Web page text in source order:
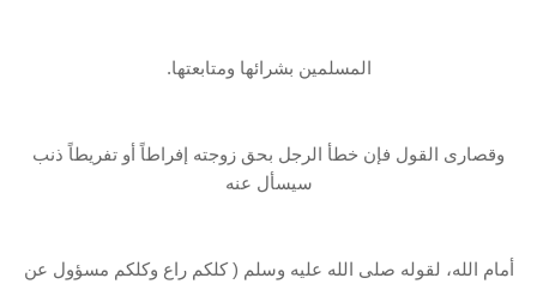
المسلمين بشرائها ومتابعتها.
وقصارى القول فإن خطأ الرجل بحق زوجته إفراطاً أو تفريطاً ذنب
سيسأل عنه
أمام الله، لقوله صلى الله عليه وسلم ( كلكم راع وكلكم مسؤول عن